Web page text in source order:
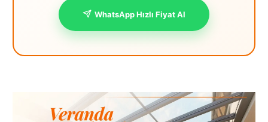
WhatsApp Hızlı Fiyat Al